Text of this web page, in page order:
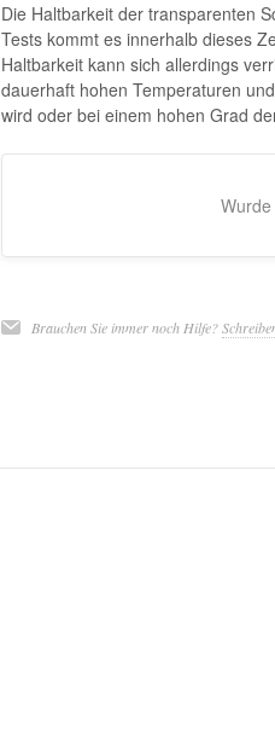
Die Haltbarkeit der transparenten
Tests kommt es innerhalb dieses
Haltbarkeit kann sich allerdings
dauerhaft hohen Temperaturen
wird oder bei einem hohen Grad
Brauchen Sie immer noch Hilfe?